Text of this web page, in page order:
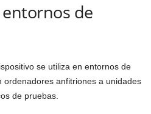
de
se utiliza en entornos de
ordenadores anfitriones a unidades
de pruebas.